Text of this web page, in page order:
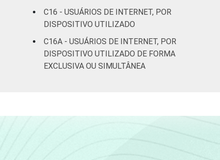
Não sabe 31
respondeu
29
Classe
A 41
C 35 74
C16 - USUÁRIOS DE INTERNET, POR
DISPOSITIVO UTILIZADO
C16A - USUÁRIOS DE INTERNET, POR
DISPOSITIVO UTILIZADO DE FORMA
EXCLUSIVA OU SIMULTÂNEA